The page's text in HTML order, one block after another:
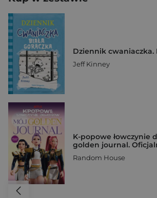
Dziennik cwaniaczka.
Jeff Kinney
K-popowe łowczynie
golden journal.
Random House